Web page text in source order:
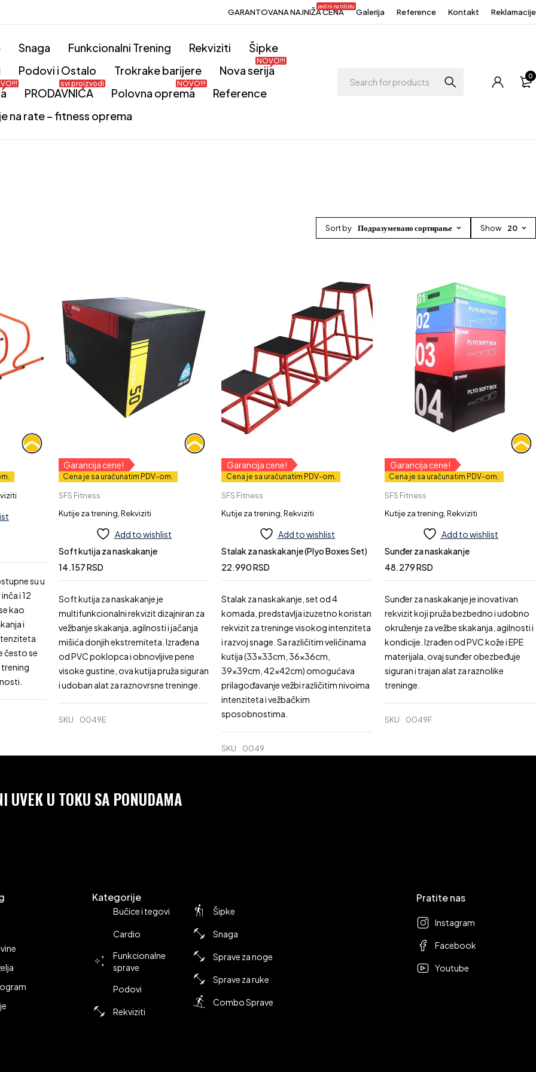
GARANTOVANA NAJNIŽA CENA
jedini na tržištu
Galerija Reference Kontakt Reklamacije
Snaga Funkcionalni Trening Rekviziti
Šipke
Podovi i Ostalo Trokrake barijere Nova serija
NOVO!!!
PRODAVNICA
svi proizvodi
Polovna oprema
NOVO!!!
Reference
na rate – fitness oprema
0
Sort by Подразумевано сортирање Show 20
su u
i 12
kao
i
često se
Garancija cene!
Cena je sa uračunatim PDV-om.
SFS Fitness
Kutije za trening Rekviziti
Add to wishlist
Soft kutija za naskakanje
14.157RSD
Soft kutija za naskakanje je
multifunkcionalni rekvizit dizajniran za
vežbanje skakanja, agilnosti i jačanja
mišića donjih ekstremiteta. Izrađena
od PVC poklopca i obnovljive pene
visoke gustine, ova kutija pruža siguran
i udoban alat za raznovrsne treninge.
SKU 0049E
Garancija cene!
Cena je sa uračunatim PDV-om.
SFS Fitness
Kutije za trening ,Rekviziti
Add to wishlist
Stalak za naskakanje (Plyo Boxes Set)
22.990RSD
Stalak za naskakanje, set od 4
komada, predstavlja izuzetno koristan
rekvizit za treninge visokog intenziteta
i razvoj snage. Sa različitim veličinama
kutija (33x33cm, 36x36cm,
39x39cm, 42x42cm) omogućava
prilagođavanje vežbi različitim nivoima
intenziteta i vežbačkim
sposobnostima.
SKU 0049
Garancija cene!
Cena je sa uračunatim PDV-om.
SFS Fitness
Kutije za trening ,Rekviziti
Add to wishlist
Sunđer za naskakanje
48.279RSD
Sunđer za naskakanje je inovativan
rekvizit koji pruža bezbedno i udobno
okruženje za vežbe skakanja, agilnosti i
kondicije. Izrađen od PVC kože i EPE
materijala, ovaj sunđer obezbeđuje
siguran i trajan alat za raznolike
treninge.
SKU 0049F
UVEK U TOKU SA PONUDAMA
Kategorije
Bučice i tegovi
Cardio
Funkcionalne
sprave
Podovi
Rekviziti
Šipke
Snaga
Sprave za noge
Sprave za ruke
Combo Sprave
Pratite nas
Instagram
Facebook
Youtube